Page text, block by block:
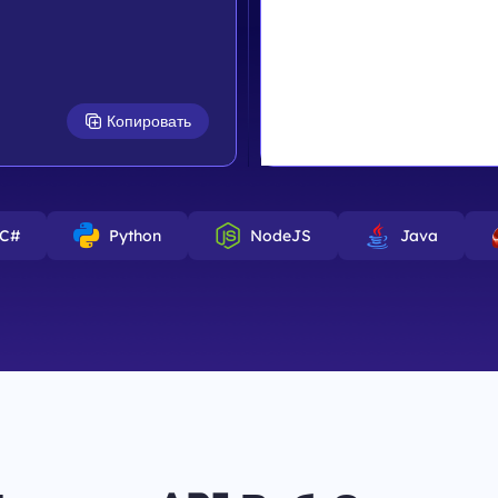
Копировать
C# Python NodeJS Java